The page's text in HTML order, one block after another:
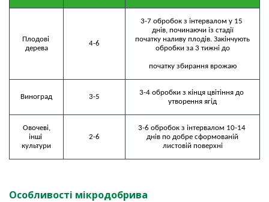
Плодові
дерева
4-6
3-7 обробок з інтервалом у 15
днів, починаючи із стадії
початку наливу плодів. Закінчують
обробки за 3 тижні до
початку збирання врожаю
Виноград 3-5
3-4 обробки з кінця цвітіння до
утворення ягід
Овочеві,
інші
культури
2-6
3-6 обробок з інтервалом 10-14
днів по добре сформованій
листовій поверхні
Особливості мікродобрива